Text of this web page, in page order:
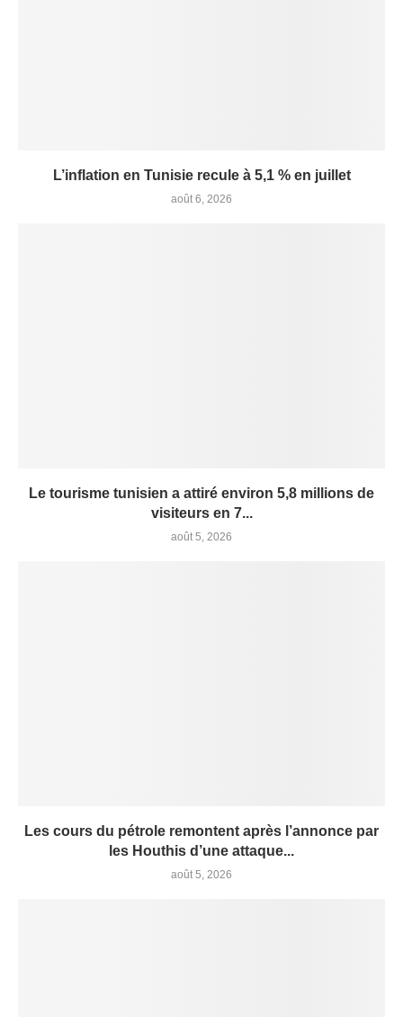
L’inflation en Tunisie recule à 5,1 % en juillet
août 6, 2026
Le tourisme tunisien a attiré environ 5,8 millions de
visiteurs en 7...
août 5, 2026
Les cours du pétrole remontent après l’annonce par
les Houthis d’une attaque...
août 5, 2026